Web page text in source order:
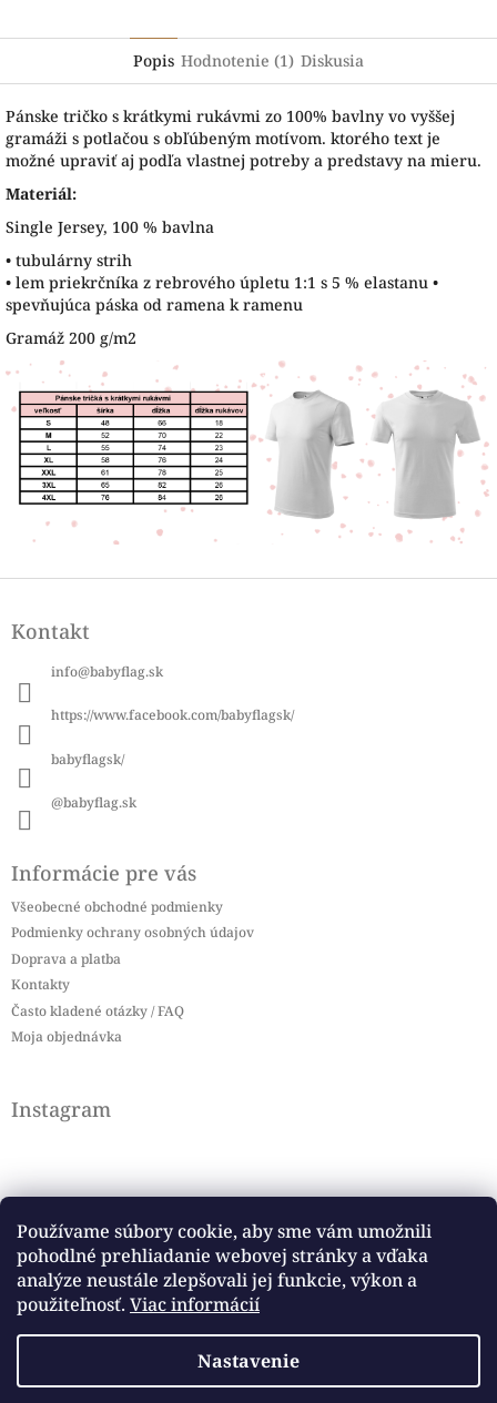
Používame súbory cookie, aby sme vám umožnili
pohodlné prehliadanie webovej stránky a vďaka
analýze neustále zlepšovali jej funkcie, výkon a
použiteľnosť. Viac informácií
Nastavenie
Popis Hodnotenie (1) Diskusia
Pánske tričko s krátkymi rukávmi zo 100% bavlny vo vyššej
gramáži s potlačou s obľúbeným motívom. ktorého text je
možné upraviť aj podľa vlastnej potreby a predstavy na mieru.
Materiál:
Single Jersey, 100 % bavlna
• tubulárny strih
• lem priekrčníka z rebrového úpletu 1:1 s 5 % elastanu •
spevňujúca páska od ramena k ramenu
Gramáž 200 g/m2
Z
pKontakt
info@babyflag.sk
https://www.facebook.com/babyflagsk/
babyflagsk/
@babyflag.sk
Informácie pre vás
Všeobecné obchodné podmienky
Podmienky ochrany osobných údajov
Doprava a platba
Kontakty
Často kladené otázky / FAQ
Moja objednávka
Instagram
Sledovať na Instagrame
Facebook